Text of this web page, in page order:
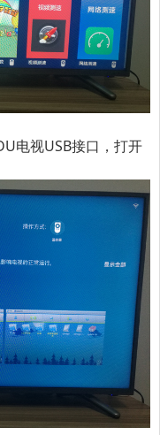
电视USB接口，打开